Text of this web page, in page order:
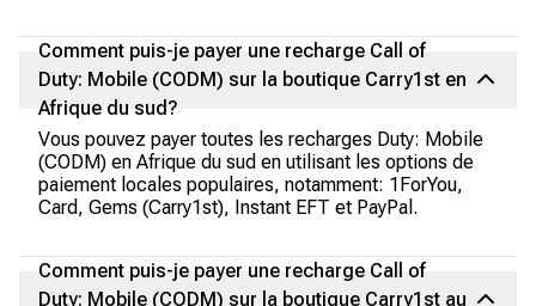
Comment puis-je payer une recharge Call of
Duty: Mobile (CODM) sur la boutique Carry1st en
Afrique du sud?
Vous pouvez payer toutes les recharges Duty: Mobile
(CODM) en Afrique du sud en utilisant les options de
paiement locales populaires, notamment: 1ForYou,
Card, Gems (Carry1st), Instant EFT et PayPal.
Comment puis-je payer une recharge Call of
Duty: Mobile (CODM) sur la boutique Carry1st au